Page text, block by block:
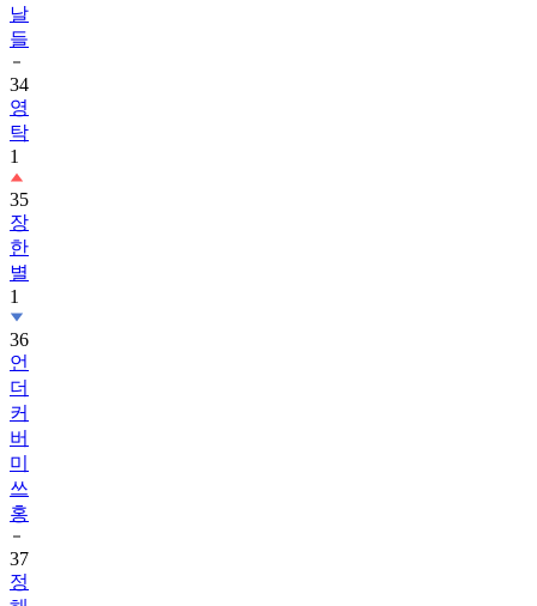
날
들
34
영
탁
1
35
장
한
별
1
36
언
더
커
버
미
쓰
홍
37
정